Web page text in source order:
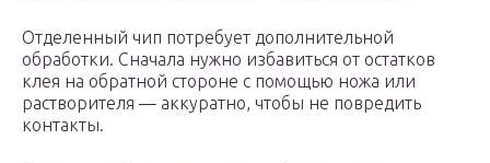
Отделенный чип потребует дополнительной
обработки. Сначала нужно избавиться от остатков
клея на обратной стороне с помощью ножа или
растворителя — аккуратно, чтобы не повредить
контакты.